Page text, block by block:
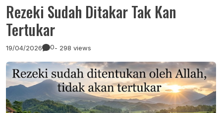
Rezeki Sudah Ditakar Tak Kan
Tertukar
19/04/2026 0- 298 views